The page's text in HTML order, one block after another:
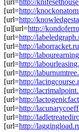
[url=http://
[url=http://
[url=http://
[u][url=http://
[url=http://
[url=http://laborracket.ru
[url=http://
[url=http://
[url=http://
[url=http://
[url=http://
[url=http://
[url=http://
[url=http://
[url=http://